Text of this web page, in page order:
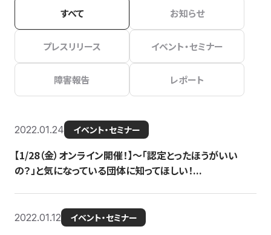
すべて お知らせ
プレスリリース イベント・セミナー
障害報告 レポート
2022.01.24 イベント・セミナー
【1/28（金）オンライン開催！】〜「認定とったほうがいい
の？」と気になっている団体に知ってほしい！...
2022.01.12 イベント・セミナー